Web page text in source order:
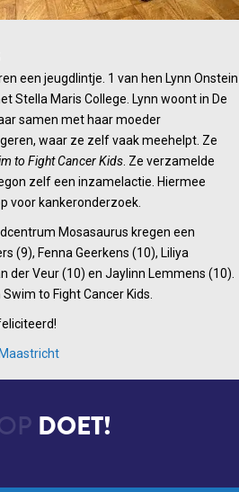
een jeugdlintje. 1 van hen Lynn Onstein
Stella Maris College. Lynn woont in De
samen met haar moeder
waar ze zelf vaak meehelpt. Ze
to Fight Cancer Kids . Ze verzamelde
zelf een inzamelactie. Hiermee
voor kankeronderzoek.
Mosasaurus kregen een
(9), Fenna Geerkens (10), Liliya
der Veur (10) en Jaylinn Lemmens (10).
to Fight Cancer Kids.
DOET!